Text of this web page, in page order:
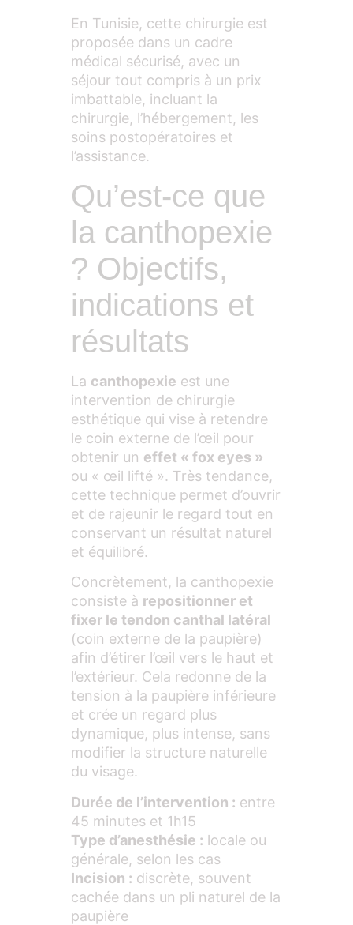
En Tunisie, cette chirurgie est
proposée dans un cadre
médical sécurisé, avec un
séjour tout compris à un prix
imbattable, incluant la
chirurgie, l’hébergement, les
soins postopératoires et
l’assistance.
Qu’est-ce que
la canthopexie
? Objectifs,
indications et
résultats
La canthopexie est une
intervention de chirurgie
esthétique qui vise à retendre
le coin externe de l’œil pour
obtenir un effet « fox eyes »
ou « œil lifté ». Très tendance,
cette technique permet d’ouvrir
et de rajeunir le regard tout en
conservant un résultat naturel
et équilibré.
Concrètement, la canthopexie
consiste à repositionner et
fixer le tendon canthal latéral
(coin externe de la paupière)
afin d’étirer l’œil vers le haut et
l’extérieur. Cela redonne de la
tension à la paupière inférieure
et crée un regard plus
dynamique, plus intense, sans
modifier la structure naturelle
du visage.
Durée de l’intervention : entre
45 minutes et 1h15
Type d’anesthésie : locale ou
générale, selon les cas
Incision : discrète, souvent
cachée dans un pli naturel de la
paupière